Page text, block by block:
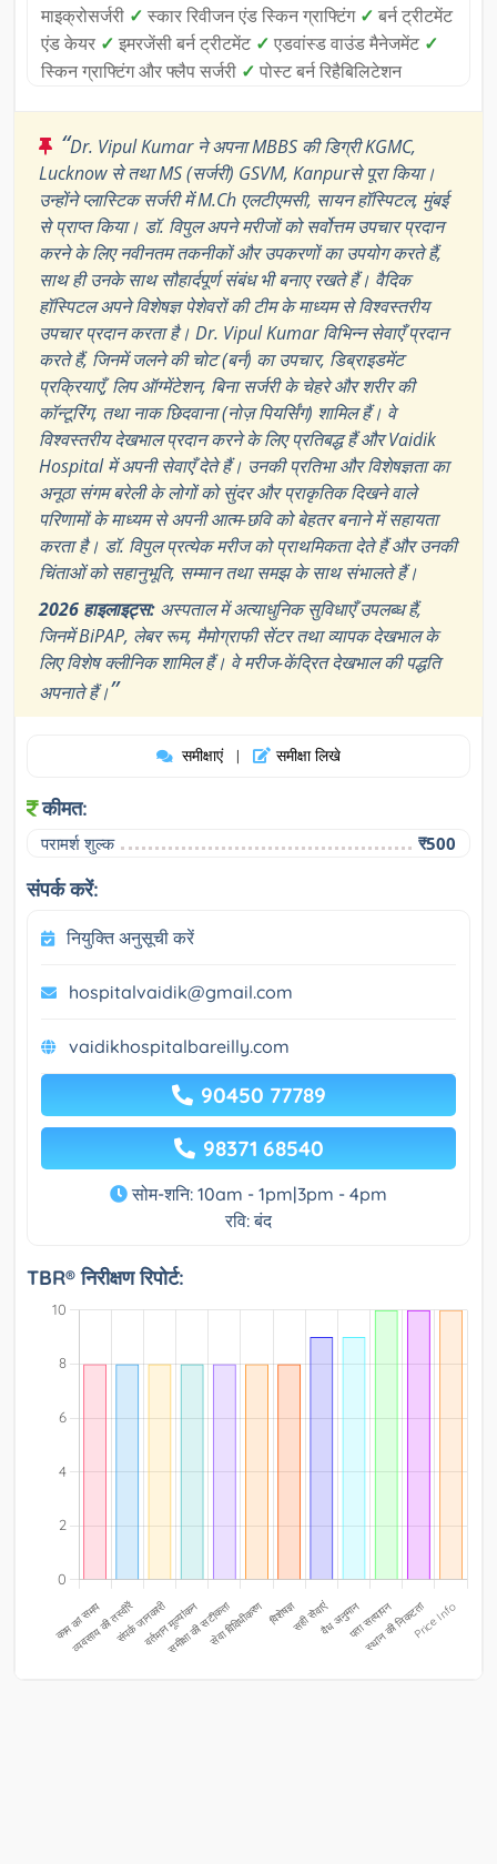
माइक्रोसर्जरी ✓ स्कार रिवीजन एंड स्किन ग्राफ्टिंग ✓ बर्न ट्रीटमेंट
एंड केयर ✓ इमरजेंसी बर्न ट्रीटमेंट ✓ एडवांस्ड वाउंड मैनेजमेंट ✓
स्किन ग्राफ्टिंग और फ्लैप सर्जरी ✓ पोस्ट बर्न रिहैबिलिटेशन
“Dr. Vipul Kumar ने अपना MBBS की डिग्री KGMC,
Lucknow से तथा MS (सर्जरी) GSVM, Kanpurसे पूरा किया।
उन्होंने प्लास्टिक सर्जरी में M.Ch एलटीएमसी, सायन हॉस्पिटल, मुंबई
से प्राप्त किया। डॉ. विपुल अपने मरीजों को सर्वोत्तम उपचार प्रदान
करने के लिए नवीनतम तकनीकों और उपकरणों का उपयोग करते हैं,
साथ ही उनके साथ सौहार्दपूर्ण संबंध भी बनाए रखते हैं। वैदिक
हॉस्पिटल अपने विशेषज्ञ पेशेवरों की टीम के माध्यम से विश्वस्तरीय
उपचार प्रदान करता है। Dr. Vipul Kumar विभिन्न सेवाएँ प्रदान
करते हैं, जिनमें जलने की चोट (बर्न) का उपचार, डिब्राइडमेंट
प्रक्रियाएँ, लिप ऑग्मेंटेशन, बिना सर्जरी के चेहरे और शरीर की
कॉन्टूरिंग, तथा नाक छिदवाना (नोज़ पियर्सिंग) शामिल हैं। वे
विश्वस्तरीय देखभाल प्रदान करने के लिए प्रतिबद्ध हैं और Vaidik
Hospital में अपनी सेवाएँ देते हैं। उनकी प्रतिभा और विशेषज्ञता का
अनूठा संगम बरेली के लोगों को सुंदर और प्राकृतिक दिखने वाले
परिणामों के माध्यम से अपनी आत्म-छवि को बेहतर बनाने में सहायता
करता है। डॉ. विपुल प्रत्येक मरीज को प्राथमिकता देते हैं और उनकी
चिंताओं को सहानुभूति, सम्मान तथा समझ के साथ संभालते हैं।
2026 हाइलाइट्स: अस्पताल में अत्याधुनिक सुविधाएँ उपलब्ध हैं,
जिनमें BiPAP, लेबर रूम, मैमोग्राफी सेंटर तथा व्यापक देखभाल के
लिए विशेष क्लीनिक शामिल हैं। वे मरीज-केंद्रित देखभाल की पद्धति
अपनाते हैं।”
समीक्षाएं | समीक्षा लिखे
कीमत:
परामर्श शुल्क ₹500
संपर्क करें:
नियुक्ति अनुसूची करें
hospitalvaidik@gmail.com
vaidikhospitalbareilly.com
90450 77789
98371 68540
सोम-शनि: 10am - 1pm|3pm - 4pm
रवि: बंद
TBR® निरीक्षण रिपोर्ट: